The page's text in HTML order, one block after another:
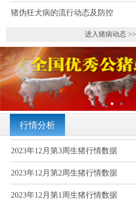
猪伪狂犬病的流行动态及防控
进入猪病动态 >>
行情分析
2023年12月第3周生猪行情数据
2023年12月第2周生猪行情数据
2023年12月第1周生猪行情数据